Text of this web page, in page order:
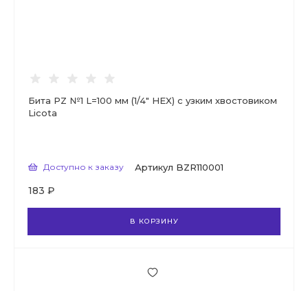
Бита PZ №1 L=100 мм (1/4" HEX) с узким хвостовиком
Licota
Доступно к заказу Артикул BZR110001
183 ₽
В КОРЗИНУ